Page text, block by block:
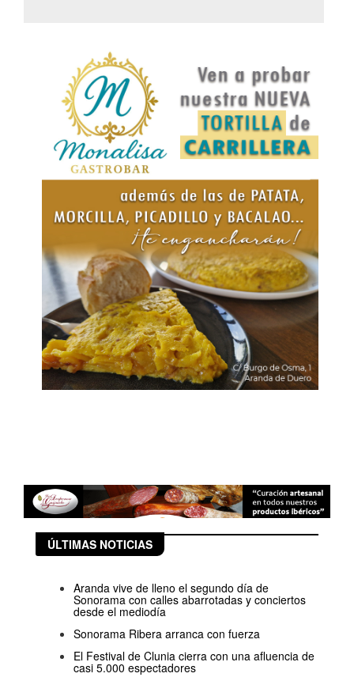
ÚLTIMAS NOTICIAS
Aranda vive de lleno el segundo día de
Sonorama con calles abarrotadas y conciertos
desde el mediodía
Sonorama Ribera arranca con fuerza
El Festival de Clunia cierra con una afluencia de
casi 5.000 espectadores